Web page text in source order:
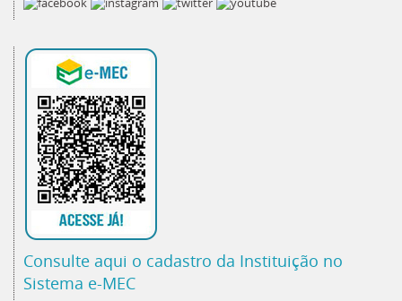
Consulte aqui o cadastro da Instituição no
Sistema e-MEC